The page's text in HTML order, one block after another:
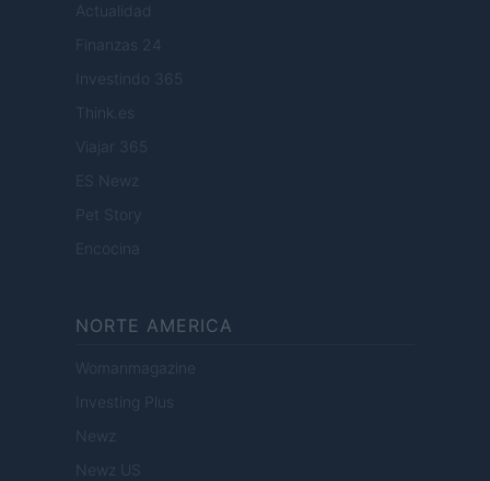
Actualidad
Finanzas 24
Investindo 365
Think.es
Viajar 365
ES Newz
Pet Story
Encocina
NORTE AMERICA
Womanmagazine
Investing Plus
Newz
Newz US